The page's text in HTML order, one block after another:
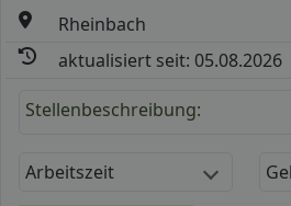
Rheinbach
aktualisiert seit: 05.08.2026
Stellenbeschreibung:
Arbeitszeit